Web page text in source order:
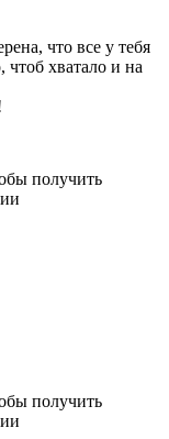
что все у тебя
чтоб хватало и на
получить
получить